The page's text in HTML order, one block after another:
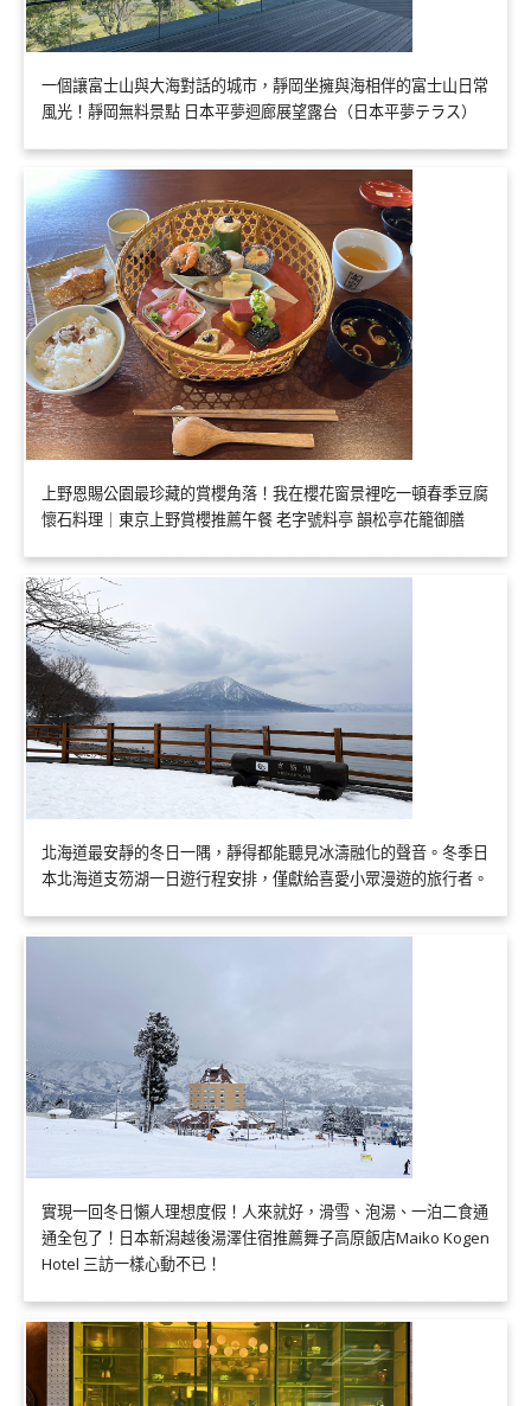
一個讓富士山與大海對話的城市，靜岡坐擁與海相伴的富士山日常
風光！靜岡無料景點 日本平夢迴廊展望露台（日本平夢テラス）
上野恩賜公園最珍藏的賞櫻角落！我在櫻花窗景裡吃一頓春季豆腐
懷石料理｜東京上野賞櫻推薦午餐 老字號料亭 韻松亭花籠御膳
北海道最安靜的冬日一隅，靜得都能聽見冰濤融化的聲音。冬季日
本北海道支笏湖一日遊行程安排，僅獻給喜愛小眾漫遊的旅行者。
實現一回冬日懶人理想度假！人來就好，滑雪、泡湯、一泊二食通
通全包了！日本新潟越後湯澤住宿推薦舞子高原飯店Maiko Kogen
Hotel 三訪一樣心動不已！